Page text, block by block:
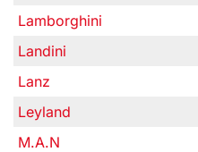
Lamborghini
Landini
Lanz
Leyland
M.A.N